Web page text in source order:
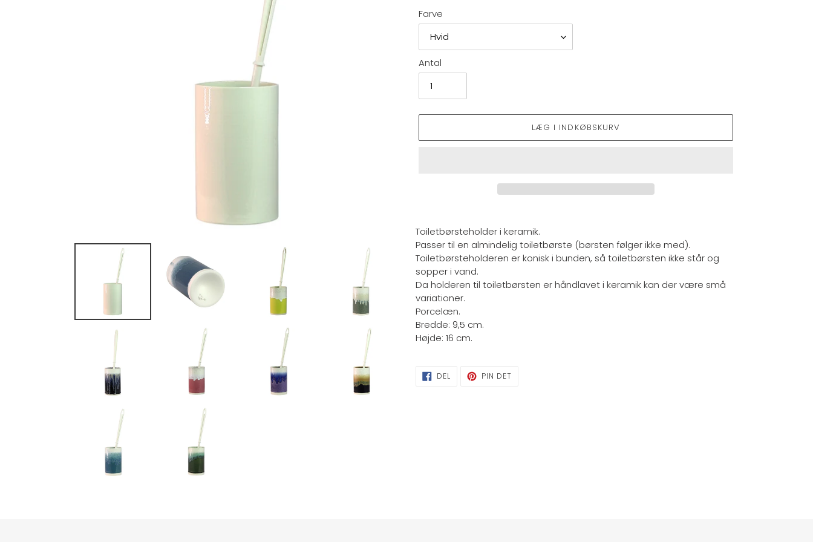
Farve
Antal
LÆG I INDKØBSKURV
produkt
i
din
indkøbskurv
Toiletbørsteholder i keramik.
Passer til en almindelig toiletbørste (børsten følger ikke med).
Toiletbørsteholderen er konisk i bunden, så toiletbørsten ikke står og
sopper i vand.
Da holderen til toiletbørsten er håndlavet i keramik kan der være små
variationer.
Porcelæn.
Bredde: 9,5 cm.
Højde: 16 cm.
DEL
PÅ
PIN DETPIN